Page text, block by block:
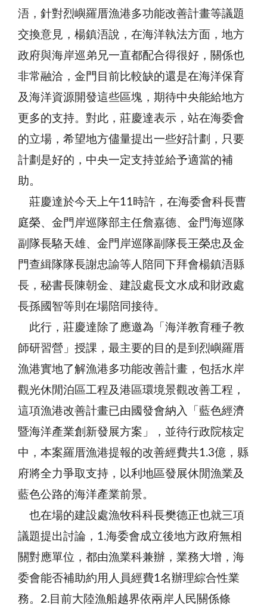
浯，針對烈嶼羅厝漁港多功能改善計畫等議題
交換意見，楊鎮浯說，在海洋執法方面，地方
政府與海岸巡弟兄一直都配合得很好，關係也
非常融洽，金門目前比較缺的還是在海洋保育
及海洋資源開發這些區塊，期待中央能給地方
更多的支持。對此，莊慶達表示，站在海委會
的立場，希望地方儘量提出一些好計劃，只要
計劃是好的，中央一定支持並給予適當的補
助。
莊慶達於今天上午11時許，在海委會科長曹
庭榮、金門岸巡隊部主任詹嘉德、金門海巡隊
副隊長駱天雄、金門岸巡隊副隊長王榮忠及金
門查緝隊隊長謝忠諭等人陪同下拜會楊鎮浯縣
長，秘書長陳朝金、建設處長文水成和財政處
長孫國智等則在場陪同接待。
此行，莊慶達除了應邀為「海洋教育種子教
師研習營」授課，最主要的目的是到烈嶼羅厝
漁港實地了解漁港多功能改善計畫，包括水岸
觀光休閒泊區工程及港區環境景觀改善工程，
這項漁港改善計畫已由國發會納入「藍色經濟
暨海洋產業創新發展方案」，並待行政院核定
中，本案羅厝漁港提報的改善經費共1.3億，縣
府將全力爭取支持，以利地區發展休閒漁業及
藍色公路的海洋產業前景。
也在場的建設處漁牧科科長樊德正也就三項
議題提出討論，1.海委會成立後地方政府無相
關對應單位，都由漁業科兼辦，業務大增，海
委會能否補助約用人員經費1名辦理綜合性業
務。2.目前大陸漁船越界依兩岸人民關係條